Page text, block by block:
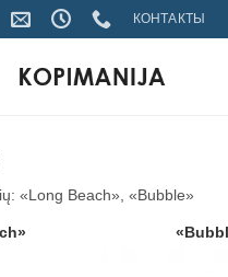
КОНТАКТЫ
«Long Beach», «Bubble»